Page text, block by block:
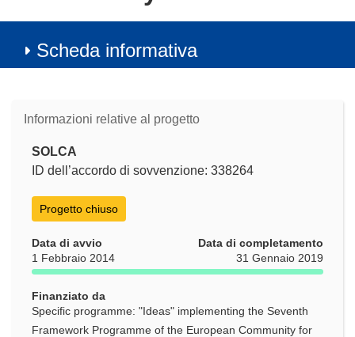
Scheda informativa
Informazioni relative al progetto
SOLCA
ID dell’accordo di sovvenzione: 338264
Progetto chiuso
Data di avvio
1 Febbraio 2014
Data di completamento
31 Gennaio 2019
Finanziato da
Specific programme: "Ideas" implementing the Seventh
Framework Programme of the European Community for